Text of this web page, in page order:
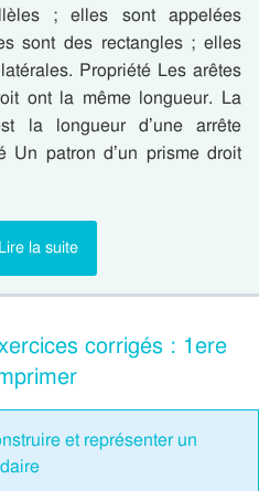
; elles sont appelées
sont des rectangles ; elles
Propriété Les arêtes
ont la même longueur. La
la longueur d’une arrête
Un patron d’un prisme droit
Lire la suite
corrigés : 1ere
et représenter un